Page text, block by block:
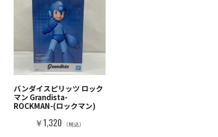
バンダイスピリッツ ロック
マン Grandista-
ROCKMAN-(ロックマン)
￥1,320 （税込）